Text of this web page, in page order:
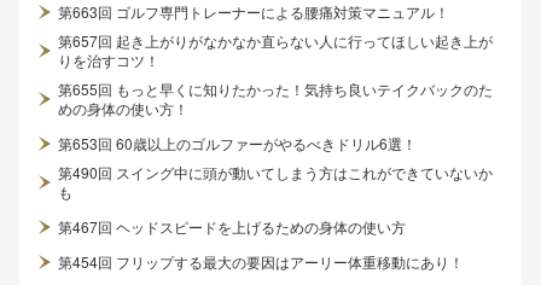
第663回 ゴルフ専門トレーナーによる腰痛対策マニュアル！
第657回 起き上がりがなかなか直らない人に行ってほしい起き上が
りを治すコツ！
第655回 もっと早くに知りたかった！気持ち良いテイクバックのた
めの身体の使い方！
第653回 60歳以上のゴルファーがやるべきドリル6選！
第490回 スイング中に頭が動いてしまう方はこれができていないか
も
第467回 ヘッドスピードを上げるための身体の使い方
第454回 フリップする最大の要因はアーリー体重移動にあり！